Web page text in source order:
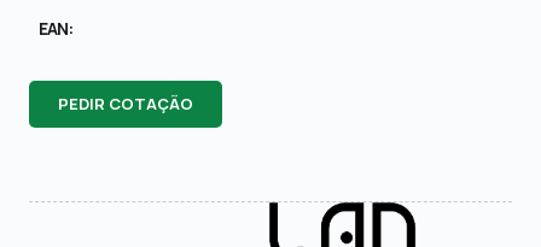
EAN:
PEDIR COTAÇÃO